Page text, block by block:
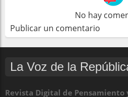
No hay
Publicar un comentario
La Voz de la
Revista Digital de